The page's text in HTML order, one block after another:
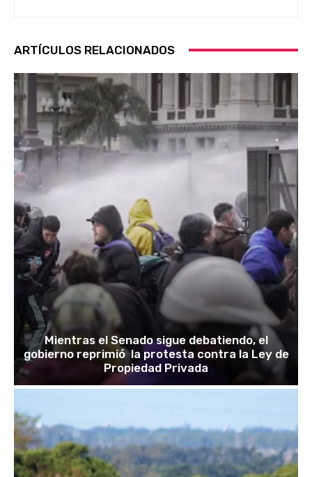
ARTÍCULOS RELACIONADOS
Mientras el Senado sigue debatiendo, el
gobierno reprimió la protesta contra la Ley de
Propiedad Privada